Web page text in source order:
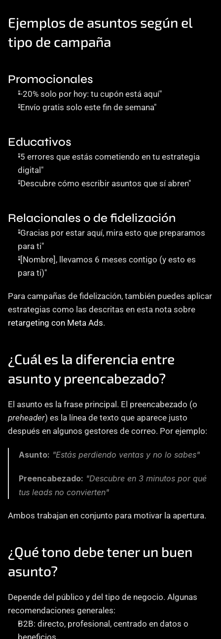
Ejemplos de asuntos según el
tipo de campaña
Promocionales
"-20% solo por hoy: tu cupón está aquí"
"Envío gratis solo este fin de semana"
Educativos
"5 errores que estás cometiendo en tu estrategia
digital"
"Descubre cómo escribir asuntos que sí abren"
Relacionales o de fidelización
"Gracias por estar aquí, mira esto que preparamos
para ti"
"[Nombre], llevamos 6 meses contigo (y esto es
para ti)"
Para campañas de fidelización, también puedes aplicar
retargeting con Meta Ads.
¿Cuál es la diferencia entre
asunto y preencabezado?
preheader) es la línea de texto que aparece justo
después en algunos gestores de correo. Por ejemplo:
Asunto: "Estás perdiendo ventas y no lo sabes"
Preencabezado: "Descubre en 3 minutos por qué
tus leads no convierten"
Ambos trabajan en conjunto para motivar la apertura.
¿Qué tono debe tener un buen
asunto?
Depende del público y del tipo de negocio. Algunas
recomendaciones generales:
B2B: directo, profesional, centrado en datos o
beneficios.